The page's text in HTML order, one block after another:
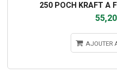
250 POCH KRAFT A
AJOUTER